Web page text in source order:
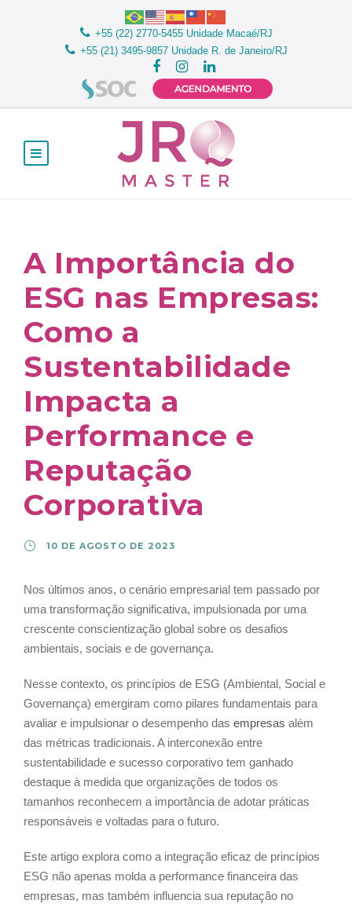
+55 (22) 2770-5455 Unidade Macaé/RJ
+55 (21) 3495-9857 Unidade R. de Janeiro/RJ
A Importância do
ESG nas Empresas:
Como a
Sustentabilidade
Impacta a
Performance e
Reputação
Corporativa
10 DE AGOSTO DE 2023
Nos últimos anos, o cenário empresarial tem passado por
uma transformação significativa, impulsionada por uma
crescente conscientização global sobre os desafios
ambientais, sociais e de governança.
Nesse contexto, os princípios de ESG (Ambiental, Social e
Governança) emergiram como pilares fundamentais para
avaliar e impulsionar o desempenho das empresas além
das métricas tradicionais. A interconexão entre
sustentabilidade e sucesso corporativo tem ganhado
destaque à medida que organizações de todos os
tamanhos reconhecem a importância de adotar práticas
responsáveis e voltadas para o futuro.
Este artigo explora como a integração eficaz de princípios
ESG não apenas molda a performance financeira das
empresas, mas também influencia sua reputação no